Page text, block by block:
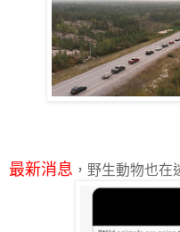
最新消息 ，野生動物也在